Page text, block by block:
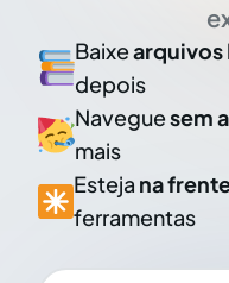
Baixearquivos
depois
Naveguesem
mais
Esteja na
ferramentas